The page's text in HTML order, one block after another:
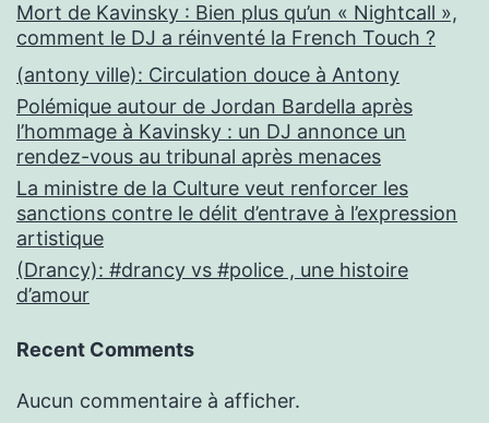
Mort de Kavinsky : Bien plus qu’un « Nightcall »,
comment le DJ a réinventé la French Touch ?
(antony ville): Circulation douce à Antony
Polémique autour de Jordan Bardella après
l’hommage à Kavinsky : un DJ annonce un
rendez-vous au tribunal après menaces
La ministre de la Culture veut renforcer les
sanctions contre le délit d’entrave à l’expression
artistique
(Drancy): #drancy vs #police , une histoire
d’amour
Recent Comments
Aucun commentaire à afficher.